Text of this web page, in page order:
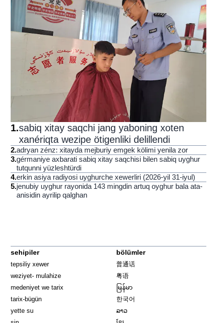
1.sabiq xitay saqchi jang yaboning xoten
xanériqta wezipe ötigenliki delillendi
2.adryan zénz: xitayda mejburiy emgek kölimi yenila zor
3.gérmaniye axbarati sabiq xitay saqchisi bilen sabiq uyghur
tutqunni yüzleshtürdi
4.erkin asiya radiyosi uyghurche xewerliri (2026-yil 31-iyul)
5.jenubiy uyghur rayonida 143 mingdin artuq oyghur bala ata-
anisidin ayrilip qalghan
sehipiler
tepsiliy xewer
weziyet- mulahize
medeniyet we tarix
tarix-bügün
yette su
bölümler
普通话
粤语
မြန်မာ
한국어
ລາວ